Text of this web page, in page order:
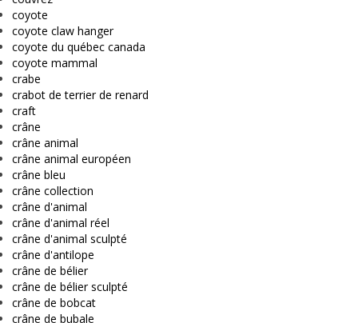
coyote
coyote claw hanger
coyote du québec canada
coyote mammal
crabe
crabot de terrier de renard
craft
crâne
crâne animal
crâne animal européen
crâne bleu
crâne collection
crâne d'animal
crâne d'animal réel
crâne d'animal sculpté
crâne d'antilope
crâne de bélier
crâne de bélier sculpté
crâne de bobcat
crâne de bubale